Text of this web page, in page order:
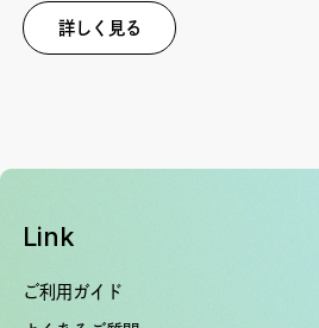
詳しく見る
Link
ご利用ガイド